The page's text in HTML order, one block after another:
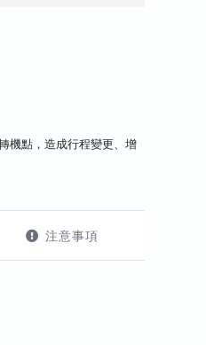
機點，造成行程變更、增
注意事項